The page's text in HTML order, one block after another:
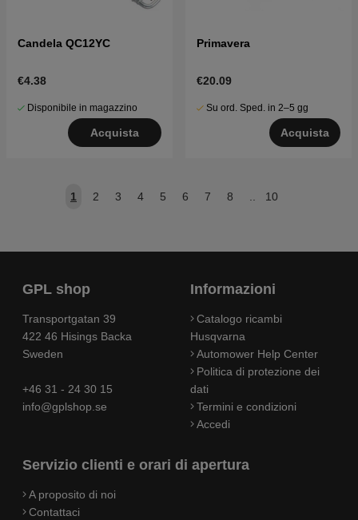
Candela QC12YC
€4.38
Disponibile in magazzino
Acquista
Primavera
€20.09
Su ord. Sped. in 2–5 gg
Acquista
1 2 3 4 5 6 7 8 10
GPL shop
Transportgatan 39
422 46 Hisings Backa
Sweden
+46 31 - 24 30 15
info@gplshop.se
Informazioni
Catalogo ricambi
Husqvarna
Automower Help Center
Politica di protezione dei
dati
Termini e condizioni
Accedi
Servizio clienti e orari di apertura
A proposito di noi
Contattaci